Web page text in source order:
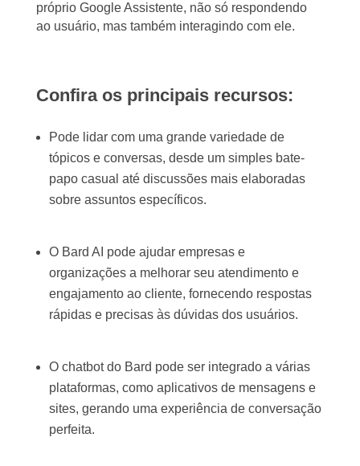
próprio Google Assistente, não só respondendo
ao usuário, mas também interagindo com ele.
Confira os principais recursos:
Pode lidar com uma grande variedade de
tópicos e conversas, desde um simples bate-
papo casual até discussões mais elaboradas
sobre assuntos específicos.
O Bard AI pode ajudar empresas e
organizações a melhorar seu atendimento e
engajamento ao cliente, fornecendo respostas
rápidas e precisas às dúvidas dos usuários.
O chatbot do Bard pode ser integrado a várias
plataformas, como aplicativos de mensagens e
sites, gerando uma experiência de conversação
perfeita.